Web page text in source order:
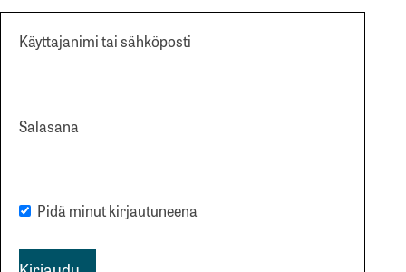
Käyttajanimi tai sähköposti
Salasana
Pidä minut kirjautuneena